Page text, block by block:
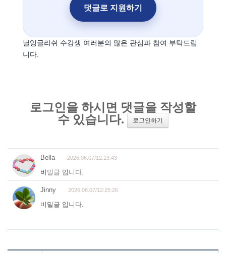
댓글로 지원하기
닐잉글리쉬 수강생 여러분의 많은 관심과 참여 부탁드립
니다.